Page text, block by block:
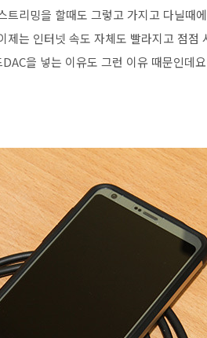
리밍을 할때도 그렇고 가지고 다닐때
제는 인터넷 속도 자체도 빨라지고 점점
을 넣는 이유도 그런 이유 때문인데